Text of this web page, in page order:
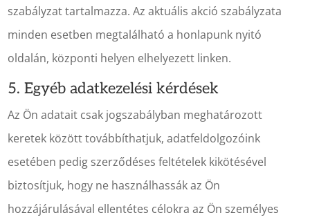
szabályzat tartalmazza. Az aktuális akció szabályzata
minden esetben megtalálható a honlapunk nyitó
oldalán, központi helyen elhelyezett linken.
5. Egyéb adatkezelési kérdések
Az Ön adatait csak jogszabályban meghatározott
keretek között továbbíthatjuk, adatfeldolgozóink
esetében pedig szerződéses feltételek kikötésével
biztosítjuk, hogy ne használhassák az Ön
hozzájárulásával ellentétes célokra az Ön személyes